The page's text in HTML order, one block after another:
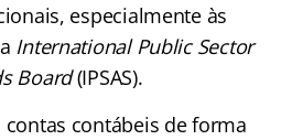
especialmente às
International Public Sector
Board(IPSAS).
contas contábeis de forma